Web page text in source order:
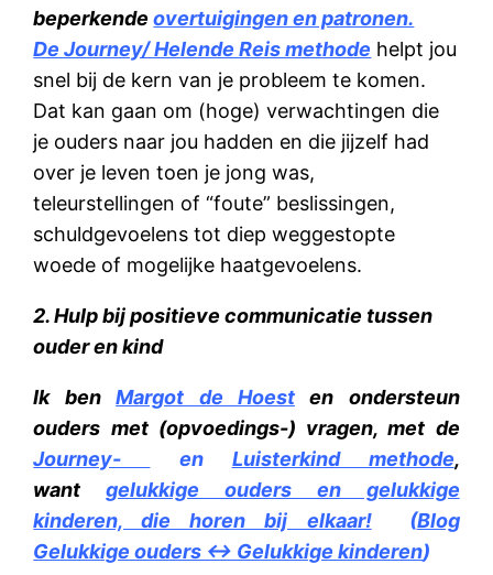
beperkendeovertuigingen en patronen.
De Journey/ Helende Reis methode helpt jou
snel bij de kern van je probleem te komen.
Dat kan gaan om (hoge) verwachtingen die
je ouders naar jou hadden en die jijzelf had
over je leven toen je jong was,
teleurstellingen of “foute” beslissingen,
schuldgevoelens tot diep weggestopte
woede of mogelijke haatgevoelens.
2. Hulp bij positieve communicatie tussen
ouder en kind
Ik benMargot de Hoesten ondersteun
ouders met (opvoedings-) vragen, met de
Journey-
en Luisterkind methode,
wantgelukkige ouders en gelukkige
kinderen, die horen bij elkaar!(Blog
Gelukkige ouders <-> Gelukkige kinderen)